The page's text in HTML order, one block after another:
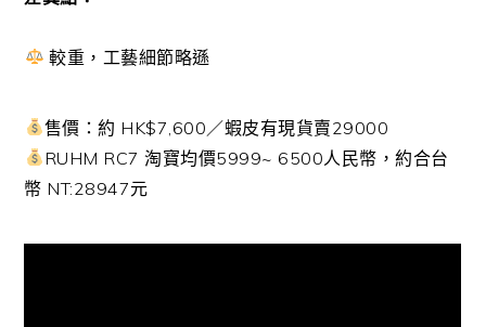
較重，工藝細節略遜
售價：約 HK$7,600／蝦皮有現貨賣29000
RUHM RC7 淘寶均價5999~ 6500人民幣，約合台
幣 NT:28947元